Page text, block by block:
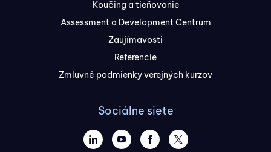
Koučing a tieňovanie
Assessment a Development Centrum
Zaujímavosti
Referencie
Zmluvné podmienky verejných kurzov
Sociálne siete